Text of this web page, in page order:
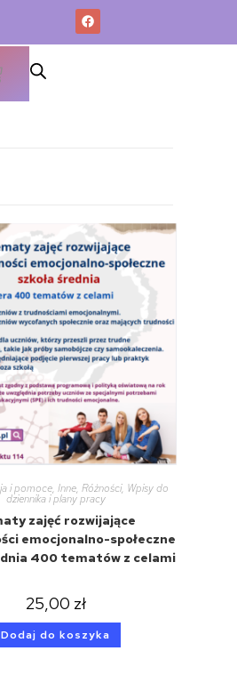
i pomoce, Inne, Różności, Wpisy do
dziennika i plany pracy
zajęć rozwijające
emocjonalno-społeczne
400 tematów z celami
25,00 zł
Dodaj do koszyka